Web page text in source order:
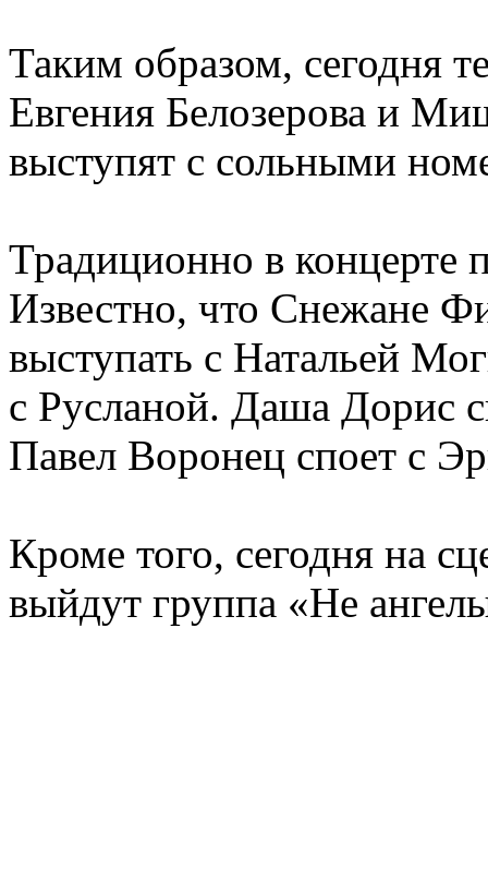
Таким образом, сегодня
Евгения Белозерова и
выступят с сольными
Традиционно в концерте
Известно, что Снежане
выступать с Натальей
с Русланой. Даша Дорис
Павел Воронец споет с
Кроме того, сегодня на
выйдут группа «Не